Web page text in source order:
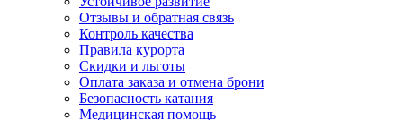
Отзывы и обратная связь
Контроль качества
Правила курорта
Скидки и льготы
Оплата заказа и отмена брони
Безопасность катания
Медицинская помощь